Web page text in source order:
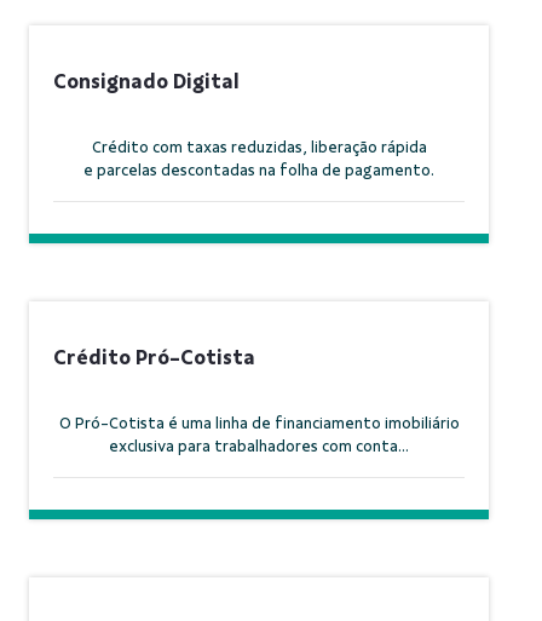
Consignado Digital
Crédito com taxas reduzidas, liberação rápida
e parcelas descontadas na folha de pagamento.
Crédito Pró-Cotista
O Pró-Cotista é uma linha de financiamento imobiliário
exclusiva para trabalhadores com conta...